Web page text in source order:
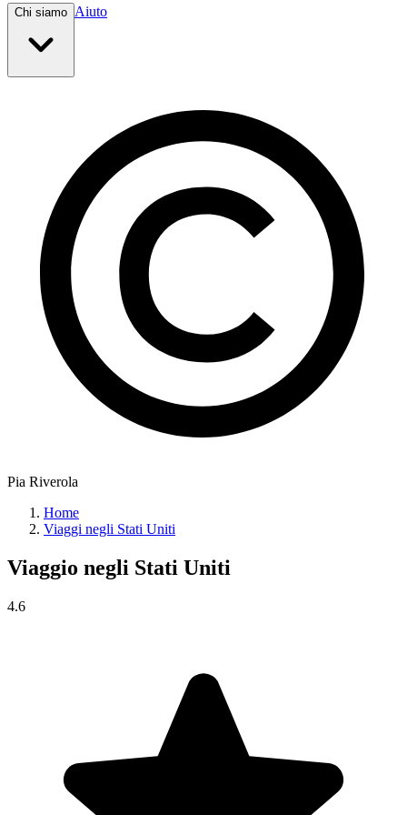
Chi siamo Aiuto
Pia Riverola
Home
Viaggi negli Stati Uniti
Viaggio negli Stati Uniti
4.6